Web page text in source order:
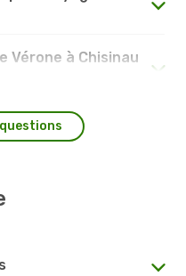
Vérone à Chisinau